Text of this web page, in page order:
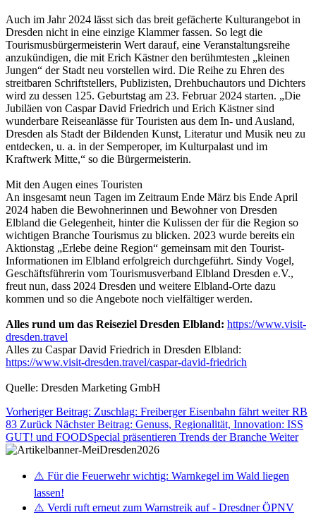
Auch im Jahr 2024 lässt sich das breit gefächerte Kulturangebot in
Dresden nicht in eine einzige Klammer fassen. So legt die
Tourismusbürgermeisterin Wert darauf, eine Veranstaltungsreihe
anzukündigen, die mit Erich Kästner den berühmtesten „kleinen
Jungen“ der Stadt neu vorstellen wird. Die Reihe zu Ehren des
streitbaren Schriftstellers, Publizisten, Drehbuchautors und Dichters
wird zu dessen 125. Geburtstag am 23. Februar 2024 starten. „Die
Jubiläen von Caspar David Friedrich und Erich Kästner sind
wunderbare Reiseanlässe für Touristen aus dem In- und Ausland,
Dresden als Stadt der Bildenden Kunst, Literatur und Musik neu zu
entdecken, u. a. in der Semperoper, im Kulturpalast und im
Kraftwerk Mitte,“ so die Bürgermeisterin.
Mit den Augen eines Touristen
An insgesamt neun Tagen im Zeitraum Ende März bis Ende April
2024 haben die Bewohnerinnen und Bewohner von Dresden
Elbland die Gelegenheit, hinter die Kulissen der für die Region so
wichtigen Branche Tourismus zu blicken. 2023 wurde bereits ein
Aktionstag „Erlebe deine Region“ gemeinsam mit den Tourist-
Informationen im Elbland erfolgreich durchgeführt. Sindy Vogel,
Geschäftsführerin vom Tourismusverband Elbland Dresden e.V.,
freut nun, dass 2024 Dresden und weitere Elbland-Orte dazu
kommen und so die Angebote noch vielfältiger werden.
Alles rund um das Reiseziel Dresden Elbland: https://www.visit-
dresden.travel
Alles zu Caspar David Friedrich in Dresden Elbland:
https://www.visit-dresden.travel/caspar-david-friedrich
Quelle: Dresden Marketing GmbH
Vorheriger Beitrag: Zuschlag: Freiberger Eisenbahn fährt weiter RB
83 Zurück Nächster Beitrag: Genuss, Regionalität, Innovation: ISS
GUT! und FOODSpecial präsentieren Trends der Branche Weiter
⚠️ Für die Feuerwehr wichtig: Warnkegel im Wald liegen
lassen!
⚠️ Verdi ruft erneut zum Warnstreik auf - Dresdner ÖPNV